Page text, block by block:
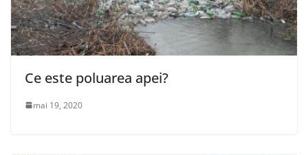
Ce este poluarea apei?
mai 19, 2020